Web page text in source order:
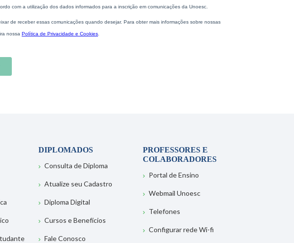
DIPLOMADOS
Consulta de Diploma
Atualize seu Cadastro
Diploma Digital
Cursos e Benefícios
Fale Conosco
PROFESSORES E
COLABORADORES
Portal de Ensino
Webmail Unoesc
Telefones
Configurar rede Wi-fi